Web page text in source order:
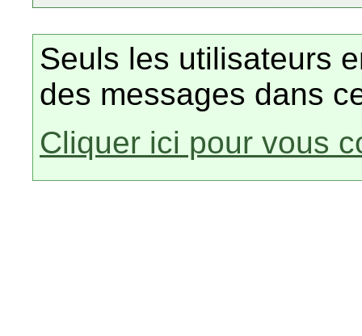
Seuls les utilisateurs
des messages dans
Cliquer ici pour vous